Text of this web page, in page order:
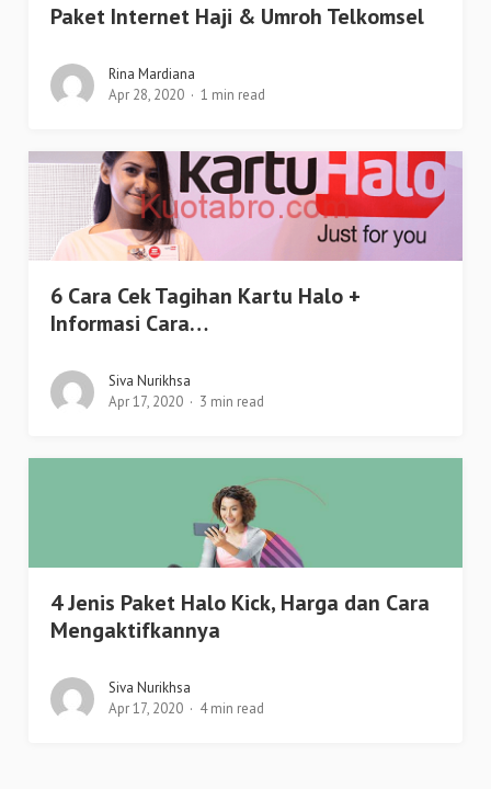
Paket Internet Haji & Umroh Telkomsel
Rina Mardiana
Apr 28, 2020
1 min read
6 Cara Cek Tagihan Kartu Halo +
Informasi Cara…
Siva Nurikhsa
Apr 17, 2020
3 min read
4 Jenis Paket Halo Kick, Harga dan Cara
Mengaktifkannya
Siva Nurikhsa
Apr 17, 2020
4 min read